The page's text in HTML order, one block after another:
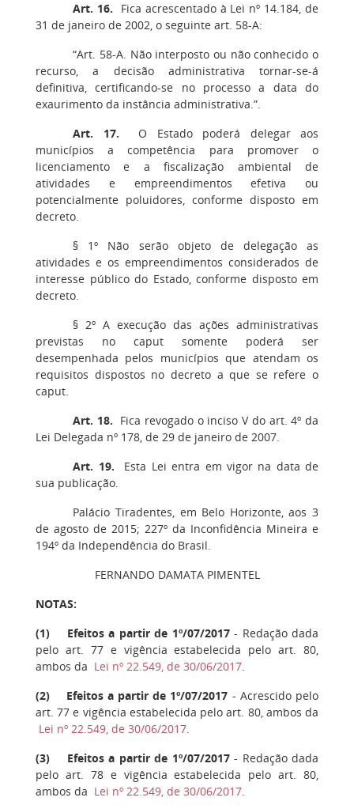
Art. 16. Fica acrescentado à Lei nº 14.184, de
31 de janeiro de 2002, o seguinte art. 58-A:
“Art. 58-A. Não interposto ou não conhecido o
recurso, a decisão administrativa tornar-se-á
definitiva, certificando-se no processo a data do
exaurimento da instância administrativa.”.
Art. 17. O Estado poderá delegar aos
municípios a competência para promover o
licenciamento e a fiscalização ambiental de
atividades e empreendimentos efetiva ou
potencialmente poluidores, conforme disposto em
decreto.
§ 1º Não serão objeto de delegação as
atividades e os empreendimentos considerados de
interesse público do Estado, conforme disposto em
decreto.
§ 2º A execução das ações administrativas
previstas no caput somente poderá ser
desempenhada pelos municípios que atendam os
requisitos dispostos no decreto a que se refere o
caput.
Art. 18. Fica revogado o inciso V do art. 4º da
Lei Delegada nº 178, de 29 de janeiro de 2007.
Art. 19. Esta Lei entra em vigor na data de
sua publicação.
Palácio Tiradentes, em Belo Horizonte, aos 3
de agosto de 2015; 227º da Inconfidência Mineira e
194º da Independência do Brasil.
FERNANDO DAMATA PIMENTEL
NOTAS:
(1) Efeitos a partir de 1º/07/2017- Redação dada
pelo art. 77 e vigência estabelecida pelo art. 80,
ambos da Lei nº 22.549, de 30/06/2017.
(2) Efeitos a partir de 1º/07/2017 - Acrescido pelo
art. 77 e vigência estabelecida pelo art. 80, ambos da
Lei nº 22.549, de 30/06/2017.
(3) Efeitos a partir de 1º/07/2017- Redação dada
pelo art. 78 e vigência estabelecida pelo art. 80,
ambos da Lei nº 22.549, de 30/06/2017.